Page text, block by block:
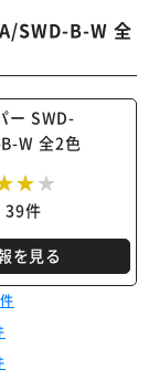
SWD-B-W 全
ー SWD-
W 全2色
39件
を見る